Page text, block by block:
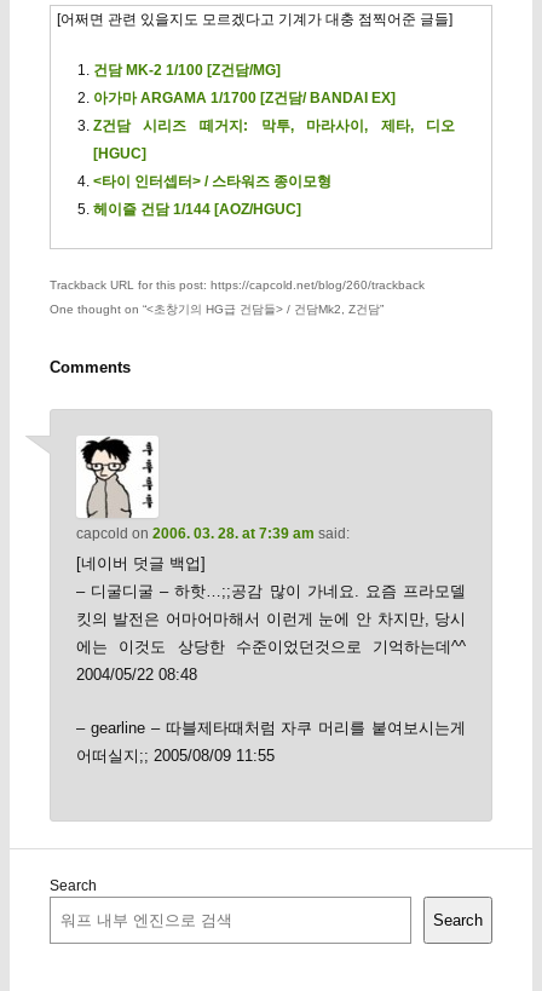
[어쩌면 관련 있을지도 모르겠다고 기계가 대충 점찍어준 글들]
건담 MK-2 1/100 [Z건담/MG]
아가마 ARGAMA 1/1700 [Z건담/ BANDAI EX]
Z건담 시리즈 떼거지: 막투, 마라사이, 제타, 디오
[HGUC]
<타이 인터셉터> / 스타워즈 종이모형
헤이즐 건담 1/144 [AOZ/HGUC]
Trackback URL for this post: https://capcold.net/blog/260/trackback
One thought on “<초창기의 HG급 건담들> / 건담Mk2, Z건담”
Comments
capcold on 2006. 03. 28. at 7:39 am said:
[네이버 덧글 백업]
– 디굴디굴 – 하핫…;;공감 많이 가네요. 요즘 프라모델
킷의 발전은 어마어마해서 이런게 눈에 안 차지만, 당시
에는 이것도 상당한 수준이었던것으로 기억하는데^^
2004/05/22 08:48
– gearline – 따블제타때처럼 자쿠 머리를 붙여보시는게
어떠실지;; 2005/08/09 11:55
Search
Search